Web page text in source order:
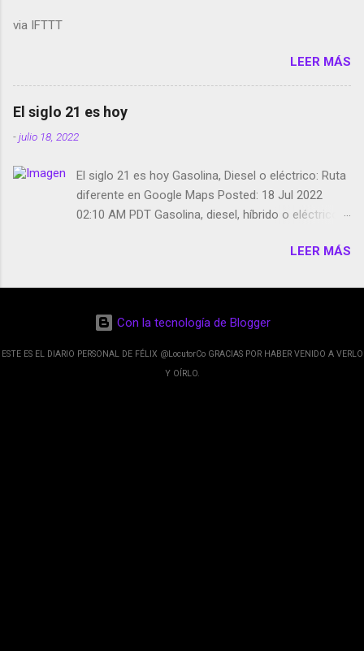
Live Photos en Google Photos Llegando Partimos
Dictados en Android El tamaño y su importancia...
via IFTTT
LEER MÁS
El siglo 21 es hoy
-julio 18, 2022
El siglo 21 es hoy Gasolina, Diesel o eléctrico: Ruta
diferente en Google Maps Posted: 18 Jul 2022
02:10 AM PDT Gasolina, diesel, híbrido o eléctrico:
de esos sentidos es lo que hacen los
desarrolladores de Alphabet, la compañía matriz
de Google; y por el otro lado tenemos el
crecimiento de Google Maps con lo que
informamos los usuarios reseñas del lugares
LEER MÁS
Con la tecnología de Blogger
ESTE ES EL DIARIO PERSONAL DE FÉLIX @LocutorCo GRACIAS POR HABER VENIDO A VERLO
Y OÍRLO.